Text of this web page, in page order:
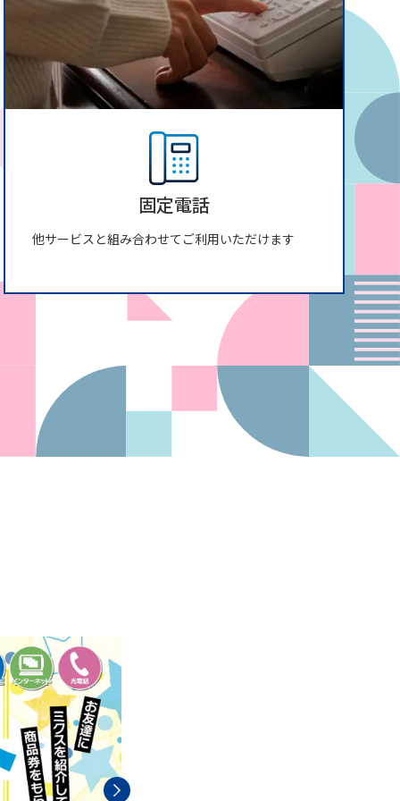
固定電話
他サービスと組み合わせてご利用いただけます